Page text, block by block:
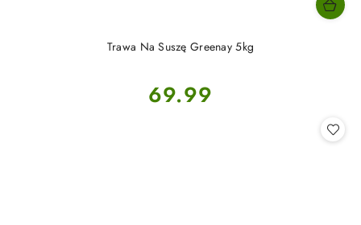
Trawa Na Suszę Greenay 5kg
Cena:
69.99